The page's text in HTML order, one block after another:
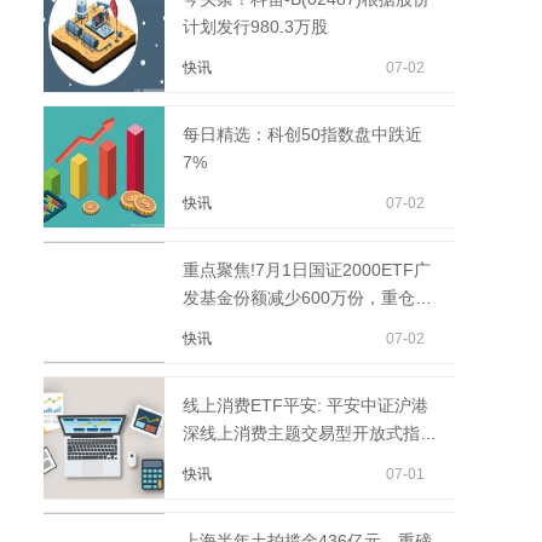
计划发行980.3万股
快讯 07-02
每日精选：科创50指数盘中跌近
7%
快讯 07-02
重点聚焦!7月1日国证2000ETF广
发基金份额减少600万份，重仓股
快讯 07-02
线上消费ETF平安: 平安中证沪港
深线上消费主题交易型开放式指数
快讯 07-01